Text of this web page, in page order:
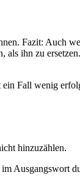
Fazit: Auch
als ihn zu
Fall wenig
hinzuzählen.
Ausgangswort